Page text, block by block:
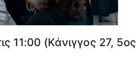
11:00 (Κάνιγγος 27, 5ος